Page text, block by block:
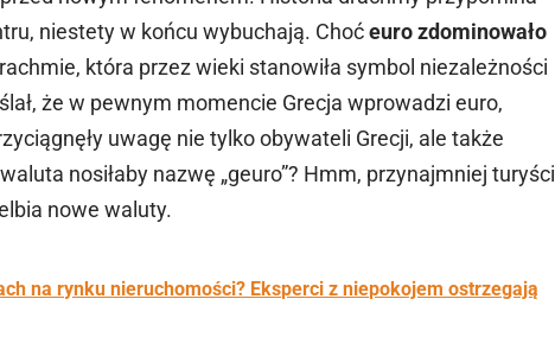
niestety w końcu wybuchają. Choćeuro zdominowało
która przez wieki stanowiła symbol niezależności
że w pewnym momencie Grecja wprowadzi euro,
uwagę nie tylko obywateli Grecji, ale także
nosiłaby nazwę „geuro”? Hmm, przynajmniej turyści
nowe waluty.
na rynku nieruchomości? Eksperci z niepokojem ostrzegają